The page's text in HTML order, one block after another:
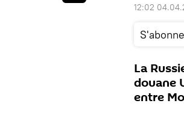
12:02
La
douane
entre